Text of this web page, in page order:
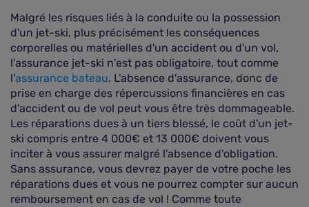
Malgré les risques liés à la conduite ou la possession
d'un jet-ski, plus précisément les conséquences
corporelles ou matérielles d'un accident ou d'un vol,
l'assurance jet-ski n'est pas obligatoire, tout comme
l'assurance bateau. L'absence d'assurance, donc de
prise en charge des répercussions financières en cas
d'accident ou de vol peut vous être très dommageable.
Les réparations dues à un tiers blessé, le coût d'un jet-
ski compris entre 4 000€ et 13 000€ doivent vous
inciter à vous assurer malgré l'absence d'obligation.
Sans assurance, vous devrez payer de votre poche les
réparations dues et vous ne pourrez compter sur aucun
remboursement en cas de vol ! Comme toute